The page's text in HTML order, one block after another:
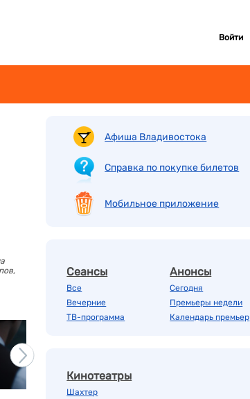
Войти
Афиша Владивостока
Справка по покупке билетов
Мобильное приложение
Сеансы
Все
Вечерние
ТВ-программа
Анонсы
Сегодня
Премьеры недели
Календарь премьер
Кинотеатры
Шахтер